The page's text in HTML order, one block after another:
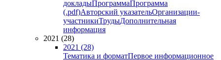
докладыПрограммаПрограмма
(.pdf)Авторский указательОрганизации-
участникиТрудыДополнительная
информация
2021 (28)
2021 (28)
Тематика и форматПервое информационное